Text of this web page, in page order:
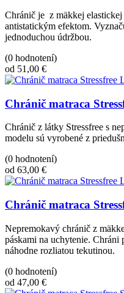
Chránič je z mäkkej
antistatickým efektom.
jednoduchou údržbou.
(0 hodnotení)
od 51,00 €
Chránič matraca
Chránič z látky Stressfree s
modelu sú vyrobené z
(0 hodnotení)
od 63,00 €
Chránič matraca
Nepremokavý chránič z
páskami na uchytenie. Chráni
náhodne rozliatou tekutinou.
(0 hodnotení)
od 47,00 €